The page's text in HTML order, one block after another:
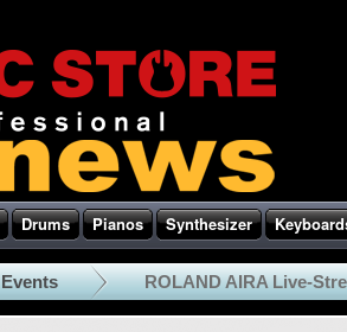
Drums Pianos Synthesizer
Events ROLAND AIRA Live-